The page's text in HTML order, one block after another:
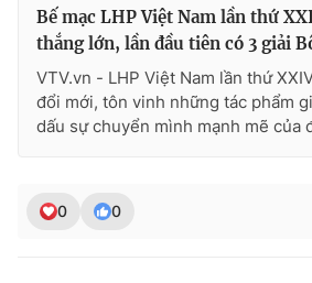
Bế mạc LHP Việt Nam lần thứ
thắng lớn, lần đầu tiên có 3 giải
VTV.vn - LHP Việt Nam lần thứ
đổi mới, tôn vinh những tác phẩm
dấu sự chuyển mình mạnh mẽ của
0 0